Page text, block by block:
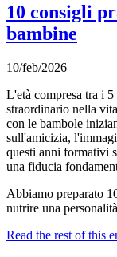
10 consigli
bambine
10/feb/2026
L'età compresa tra i
straordinario nella
con le bambole
sull'amicizia,
questi anni formativi
una fiducia
Abbiamo preparato
nutrire una
Read the rest of this